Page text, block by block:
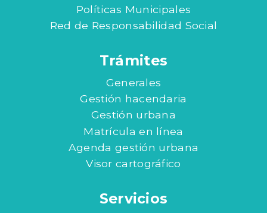
Políticas Municipales
Red de Responsabilidad Social
Trámites
Generales
Gestión hacendaria
Gestión urbana
Matrícula en línea
Agenda gestión urbana
Visor cartográfico
Servicios